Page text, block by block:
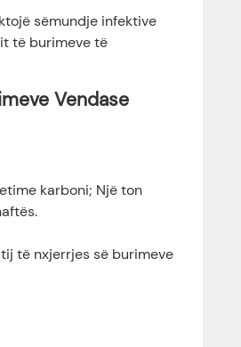
sëmundje infektive
të burimeve të
Vendase
karboni; Një ton
të nxjerrjes së burimeve